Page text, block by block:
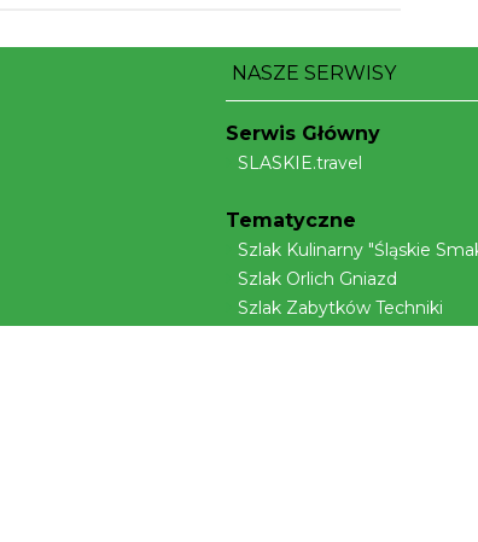
NASZE SERWISY
Serwis Główny
SLASKIE.travel
Tematyczne
Szlak Kulinarny "Śląskie
Szlak Orlich Gniazd
Szlak Zabytków Techniki